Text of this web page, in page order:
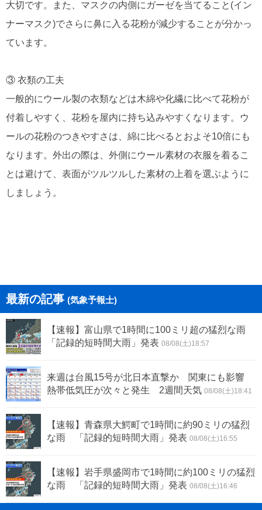
大切です。また、マスクの内側にガーゼを当てること(イン
ナーマスク)でさらに鼻に入る花粉が減少することが分かっ
ています。
③ 衣類の工夫
一般的にウール製の衣類などは木綿や化繊に比べて花粉が
付着しやすく、花粉を屋内に持ち込みやすくなります。ウ
ールの花粉のつきやすさは、綿に比べるとおよそ10倍にも
なります。外出の際は、外側にウール素材の衣服を着るこ
とは避けて、表面がツルツルした素材の上着を選ぶように
しましょう。
最新の記事 (気象予報士)
【速報】富山県で1時間に100ミリ超の猛烈な雨
「記録的短時間大雨」発表 08/08(土)18:57
来週は台風15号が北日本直撃か 関東にも影響
熱帯低気圧が次々と発生 2週間天気 08/08(土)18:41
【速報】青森県大鰐町で1時間に約90ミリの猛烈
な雨 「記録的短時間大雨」発表 08/08(土)16:55
【速報】岩手県盛岡市で1時間に約100ミリの猛烈
な雨 「記録的短時間大雨」発表 08/08(土)16:46